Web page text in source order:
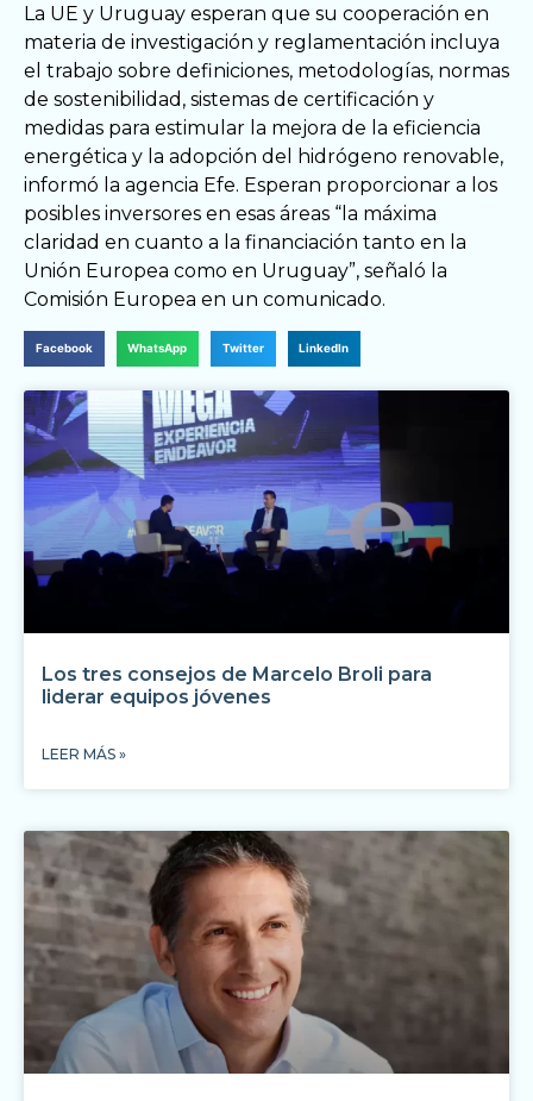
La UE y Uruguay esperan que su cooperación en
materia de investigación y reglamentación incluya
el trabajo sobre definiciones, metodologías, normas
de sostenibilidad, sistemas de certificación y
medidas para estimular la mejora de la eficiencia
energética y la adopción del hidrógeno renovable,
informó la agencia Efe. Esperan proporcionar a los
posibles inversores en esas áreas “la máxima
claridad en cuanto a la financiación tanto en la
Unión Europea como en Uruguay”, señaló la
Comisión Europea en un comunicado.
Facebook WhatsApp Twitter LinkedIn
Los tres consejos de Marcelo Broli para
liderar equipos jóvenes
LEER MÁS »